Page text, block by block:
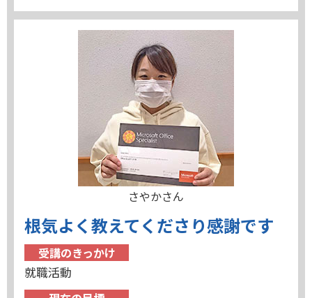
さやかさん
根気よく教えてくださり感謝です
受講のきっかけ
就職活動